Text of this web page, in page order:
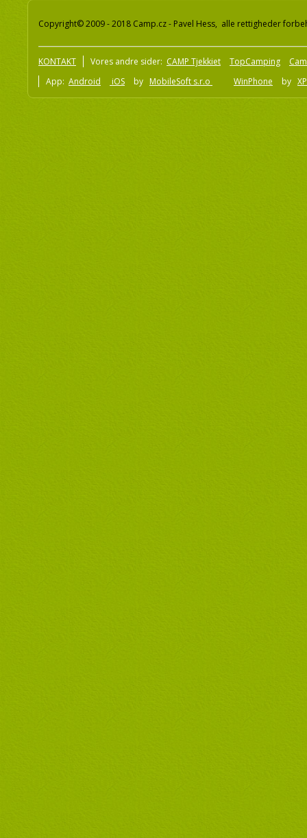
Copyright© 2009 - 2018 Camp.cz - Pavel Hess, alle rettigheder
KONTAKT Vores andre sider: CAMP Tjekkiet TopCamping
App: Android iOS by MobileSoft s.r.o WinPhone by